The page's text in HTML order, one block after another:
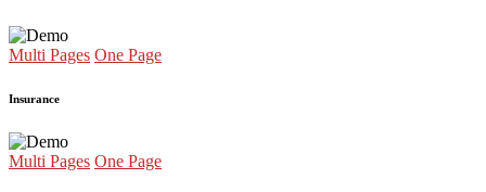
Multi Pages One Page
Insurance
Multi Pages One Page